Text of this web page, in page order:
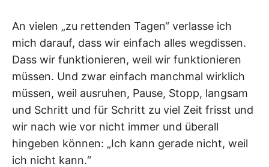
An vielen „zu rettenden Tagen“ verlasse ich
mich darauf, dass wir einfach alles wegdissen.
Dass wir funktionieren, weil wir funktionieren
müssen. Und zwar einfach manchmal wirklich
müssen, weil ausruhen, Pause, Stopp, langsam
und Schritt und für Schritt zu viel Zeit frisst und
wir nach wie vor nicht immer und überall
hingeben können: „Ich kann gerade nicht, weil
ich nicht kann.“